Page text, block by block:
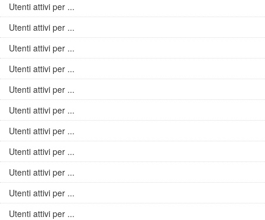
Utenti attivi per ...
Utenti attivi per ...
Utenti attivi per ...
Utenti attivi per ...
Utenti attivi per ...
Utenti attivi per ...
Utenti attivi per ...
Utenti attivi per ...
Utenti attivi per ...
Utenti attivi per ...
Utenti attivi per ...